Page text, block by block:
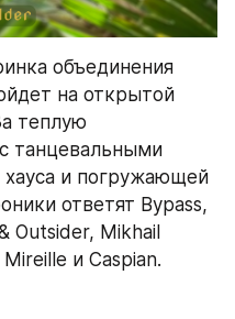
объединения
на открытой
теплую
танцевальными
хауса и погружающей
ответят Bypass,
Outsider, Mikhail
и Caspian.